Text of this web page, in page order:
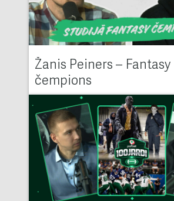
Žanis Peiners – Fantasy
čempions